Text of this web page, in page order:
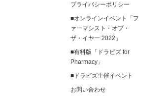
プライバシーポリシー
■オンラインイベント「フ
ァーマシスト・オブ・
ザ・イヤー 2022」
■有料版「ドラビズ for
Pharmacy」
■ドラビズ主催イベント
お問い合わせ